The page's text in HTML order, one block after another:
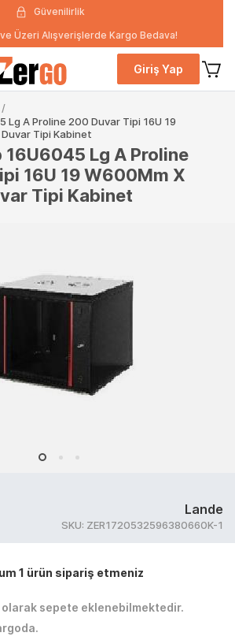
Güvenilirlik
Üzeri Alışverişlerde Kargo Bedava!
Giriş Yap
/
Lg A Proline 200 Duvar Tipi 16U 19
Tipi Kabinet
16U6045 Lg A Proline
16U 19 W600Mm X
Tipi Kabinet
Lande
SKU: ZER1720532596380660K-1
1 ürün sipariş etmeniz
olarak sepete eklenebilmektedir.